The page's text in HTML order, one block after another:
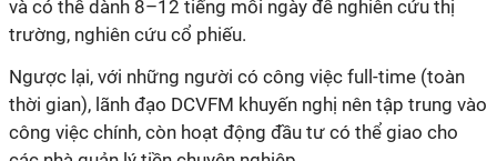
và có thể dành 8–12 tiếng mỗi ngày để nghiên cứu thị
trường, nghiên cứu cổ phiếu.
Ngược lại, với những người có công việc full-time (toàn
thời gian), lãnh đạo DCVFM khuyến nghị nên tập trung vào
công việc chính, còn hoạt động đầu tư có thể giao cho